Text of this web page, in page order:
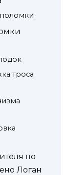
троса
по
Логан